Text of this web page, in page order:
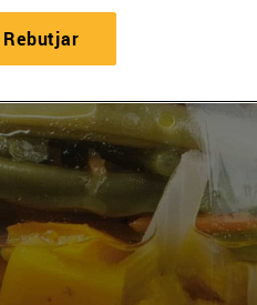
Rebutjar